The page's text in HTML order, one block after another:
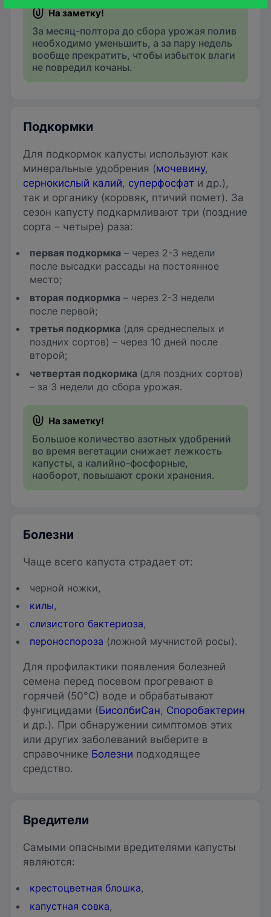
За месяц-полтора до сбора урожая полив
необходимо уменьшить, а за пару недель
вообще прекратить, чтобы избыток влаги
не повредил кочаны.
Подкормки
Для подкормок капусты используют как
минеральные удобрения (мочевину,
сернокислый калий, суперфосфат и др.),
так и органику (коровяк, птичий помет). За
сезон капусту подкармливают три (поздние
сорта – четыре) раза:
первая подкормка – через 2-3 недели
после высадки рассады на постоянное
место;
вторая подкормка – через 2-3 недели
после первой;
третья подкормка (для среднеспелых и
поздних сортов) – через 10 дней после
второй;
четвертая подкормка (для поздних сортов)
– за 3 недели до сбора урожая.
Большое количество азотных удобрений
во время вегетации снижает лежкость
капусты, а калийно-фосфорные,
наоборот, повышают сроки хранения.
Болезни
Чаще всего капуста страдает от:
черной ножки,
килы,
слизистого бактериоза,
пероноспороза (ложной мучнистой росы).
Для профилактики появления болезней
семена перед посевом прогревают в
горячей (50°С) воде и обрабатывают
фунгицидами (БисолбиСан, Споробактерин
и др.). При обнаружении симптомов этих
или других заболеваний выберите в
справочнике Болезни подходящее
средство.
Вредители
Самыми опасными вредителями капусты
являются:
крестоцветная блошка,
капустная совка,